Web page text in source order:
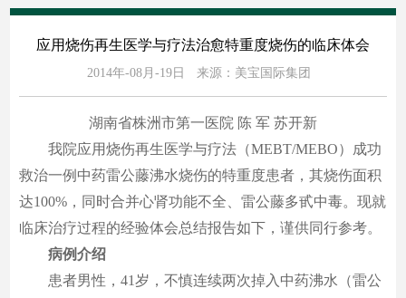
应用烧伤再生医学与疗法治愈特重度烧伤的临床体会
2014年-08月-19日 来源：美宝国际集团
湖南省株洲市第一医院 陈 军 苏开新
我院应用烧伤再生医学与疗法（MEBT/MEBO）成功
救治一例中药雷公藤沸水烧伤的特重度患者，其烧伤面积
达100%，同时合并心肾功能不全、雷公藤多甙中毒。现就
临床治疗过程的经验体会总结报告如下，谨供同行参考。
病例介绍
患者男性，41岁，不慎连续两次掉入中药沸水（雷公